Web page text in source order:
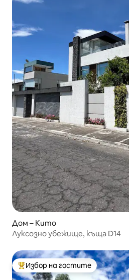
Дом – Кито
Луксозно убежище, къща D14
Най-популярен избор на
Избор на гостите